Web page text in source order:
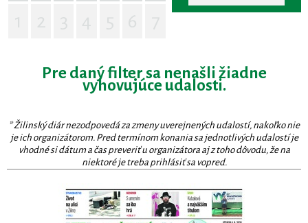
Pre daný filter sa nenašli žiadne
vyhovujúce udalosti.
* Žilinský diár nezodpovedá za zmeny uverejnených udalostí, nakoľko nie
je ich organizátorom. Pred termínom konania sa jednotlivých udalostí je
vhodné si dátum a čas preveriť u organizátora aj z toho dôvodu, že na
niektoré je treba prihlásiť sa vopred.